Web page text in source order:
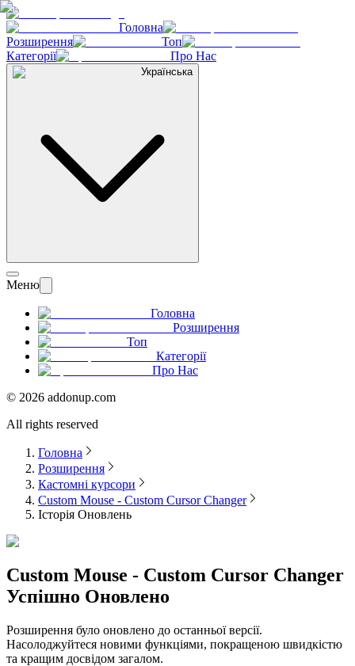
Головна
Розширення
Топ
Категорії
Про Нас
Українська
Меню
Головна
Розширення
Топ
Категорії
Про Нас
© 2026 addonup.com
All rights reserved
Головна
Розширення
Кастомні курсори
Custom Mouse - Custom Cursor Changer
Історія Оновлень
Custom Mouse - Custom Cursor Changer
Успішно Оновлено
Розширення було оновлено до останньої версії.
Насолоджуйтеся новими функціями, покращеною швидкістю
та кращим досвідом загалом.